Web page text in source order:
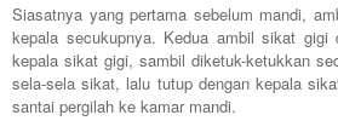
Siasatnya yang pertama sebelum mandi,
kepala secukupnya. Kedua ambil sikat gigi
kepala sikat gigi, sambil diketuk-ketukkan
sela-sela sikat, lalu tutup dengan kepala
santai pergilah ke kamar mandi.